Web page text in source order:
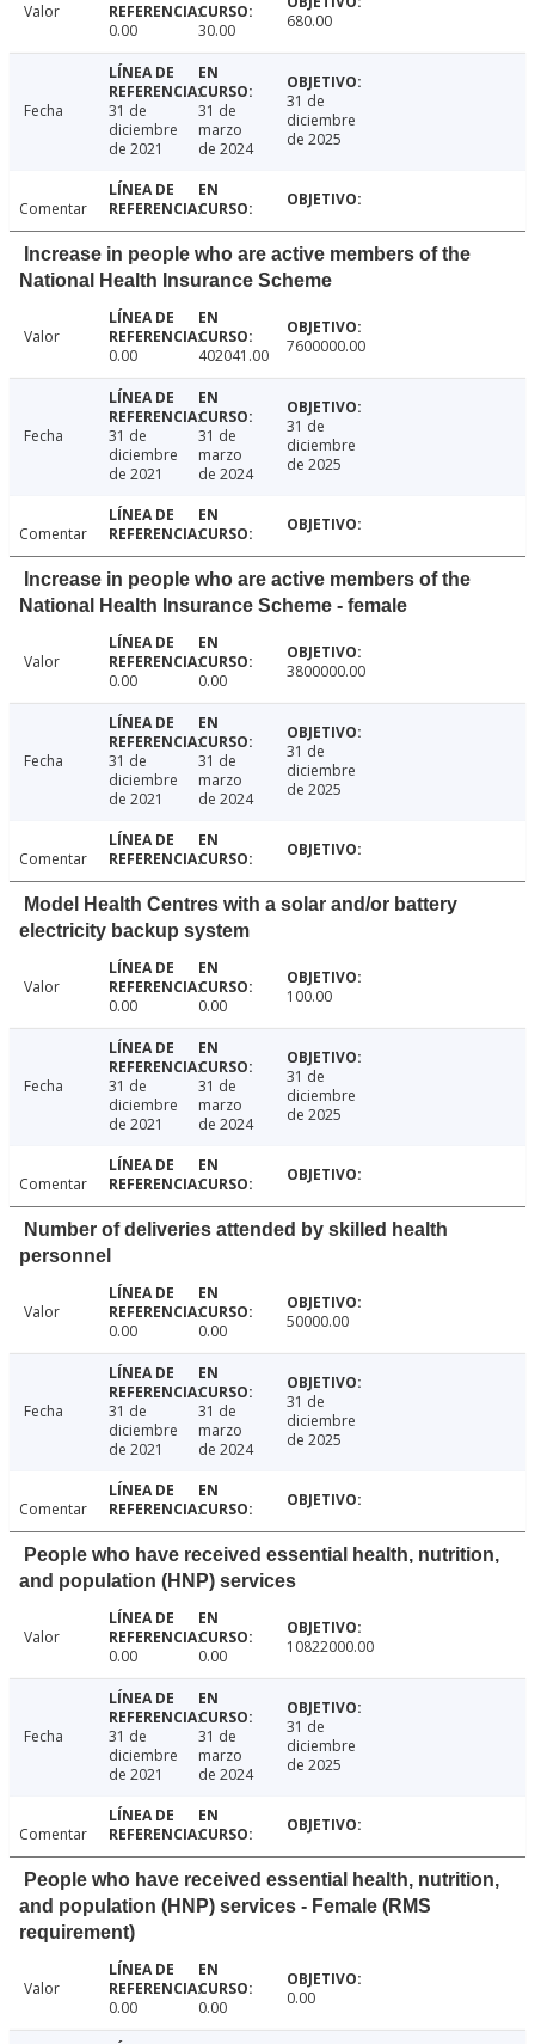
Valor
0.00
30.00 680.00
Fecha
31 de
diciembre
de 2021
31 de
marzo
de 2024
31 de
diciembre
de 2025
Comentar
Increase in people who are active members of the
National Health Insurance Scheme
Valor
0.00
402041.00 7600000.00
Fecha
31 de
diciembre
de 2021
31 de
marzo
de 2024
31 de
diciembre
de 2025
Comentar
Increase in people who are active members of the
National Health Insurance Scheme - female
Valor
0.00
0.00 3800000.00
Fecha
31 de
diciembre
de 2021
31 de
marzo
de 2024
31 de
diciembre
de 2025
Comentar
Model Health Centres with a solar and/or battery
electricity backup system
Valor
0.00
0.00 100.00
Fecha
31 de
diciembre
de 2021
31 de
marzo
de 2024
31 de
diciembre
de 2025
Comentar
Number of deliveries attended by skilled health
personnel
Valor
0.00
0.00 50000.00
Fecha
31 de
diciembre
de 2021
31 de
marzo
de 2024
31 de
diciembre
de 2025
Comentar
People who have received essential health, nutrition,
and population (HNP) services
Valor
0.00
0.00 10822000.00
Fecha
31 de
diciembre
de 2021
31 de
marzo
de 2024
31 de
diciembre
de 2025
Comentar
People who have received essential health, nutrition,
and population (HNP) services - Female (RMS
requirement)
Valor
0.00
0.00 0.00